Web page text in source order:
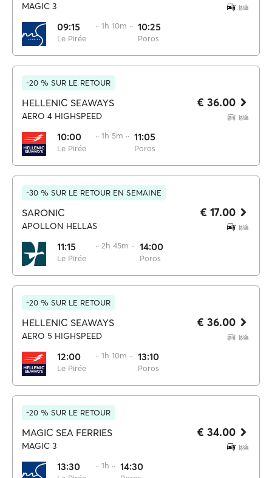
MAGIC 3
09:15
Le Pirée
·· 1h 10m ·· 10:25
Poros
-20 % SUR LE RETOUR
HELLENIC SEAWAYS
AERO 4 HIGHSPEED
10:00
Le Pirée
·· 1h 5m ·· 11:05
Poros
€ 36.00
-30 % SUR LE RETOUR EN SEMAINE
SARONIC
APOLLON HELLAS
11:15
Le Pirée
·· 2h 45m ·· 14:00
Poros
€ 17.00
-20 % SUR LE RETOUR
HELLENIC SEAWAYS
AERO 5 HIGHSPEED
12:00
Le Pirée
·· 1h 10m ·· 13:10
Poros
€ 36.00
-20 % SUR LE RETOUR
MAGIC SEA FERRIES
MAGIC 3
13:30 ·· 1h ·· 14:30
€ 34.00